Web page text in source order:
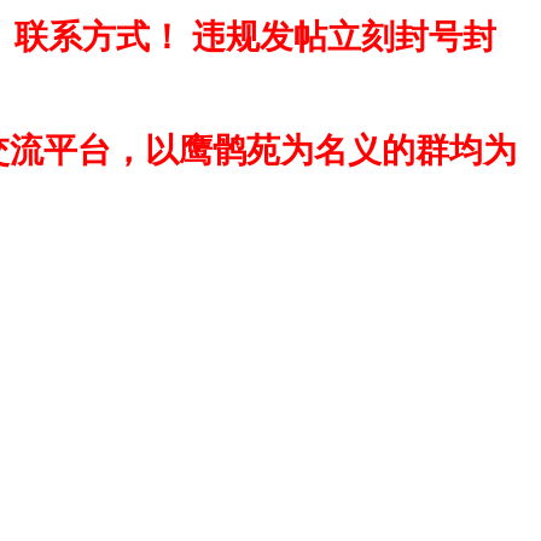
系方式！ 违规发帖立刻封号封
平台，以鹰鹘苑为名义的群均为